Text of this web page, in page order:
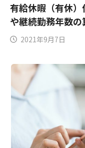
有給休暇（有休
や継続勤務年数
2021年9月7日